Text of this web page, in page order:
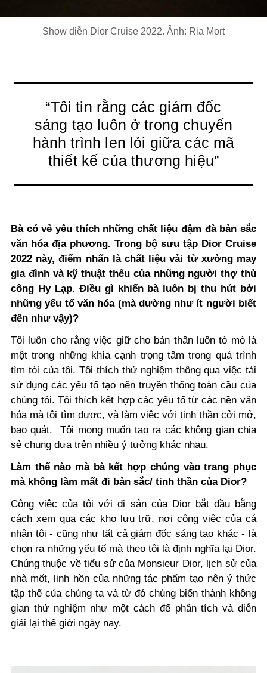
Show diễn Dior Cruise 2022. Ảnh: Ria Mort
“Tôi tin rằng các giám đốc
sáng tạo luôn ở trong chuyến
hành trình len lỏi giữa các mã
thiết kế của thương hiệu”
Bà có vẻ yêu thích những chất liệu đậm đà bản sắc
văn hóa địa phương. Trong bộ sưu tập Dior Cruise
2022 này, điểm nhấn là chất liệu vải từ xưởng may
gia đình và kỹ thuật thêu của những người thợ thủ
công Hy Lạp. Điều gì khiến bà luôn bị thu hút bởi
những yếu tố văn hóa (mà dường như ít người biết
đến như vậy)?
Tôi luôn cho rằng việc giữ cho bản thân luôn tò mò là
một trong những khía cạnh trọng tâm trong quá trình
tìm tòi của tôi. Tôi thích thử nghiệm thông qua việc tái
sử dụng các yếu tố tạo nên truyền thống toàn cầu của
chúng tôi. Tôi thích kết hợp các yếu tố từ các nền văn
hóa mà tôi tìm được, và làm việc với tinh thần cởi mở,
bao quát. Tôi mong muốn tạo ra các không gian chia
sẻ chung dựa trên nhiều ý tưởng khác nhau.
Làm thế nào mà bà kết hợp chúng vào trang phục
mà không làm mất đi bản sắc/ tinh thần của Dior?
Công việc của tôi với di sản của Dior bắt đầu bằng
cách xem qua các kho lưu trữ, nơi công việc của cá
nhân tôi - cũng như tất cả giám đốc sáng tạo khác - là
chọn ra những yếu tố mà theo tôi là định nghĩa lại Dior.
Chúng thuộc về tiểu sử của Monsieur Dior, lịch sử của
nhà mốt, linh hồn của những tác phẩm tạo nên ý thức
tập thể của chúng ta và từ đó chúng biến thành không
gian thử nghiệm như một cách để phân tích và diễn
giải lại thế giới ngày nay.